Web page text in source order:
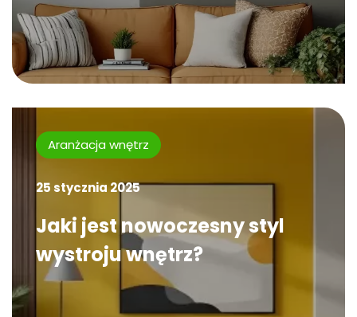
Aranżacja wnętrz
25 stycznia 2025
Jaki jest nowoczesny styl
wystroju wnętrz?